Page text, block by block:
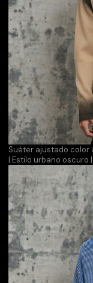
Suéter ajustado color
| Estilo urbano